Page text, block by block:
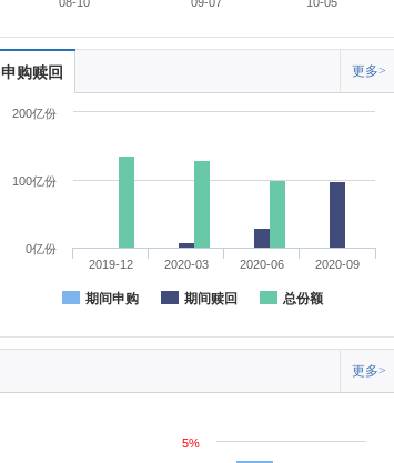
申购赎回 更多>
期间申购 期间赎回 总份额
2019-12 2020-03 2020-06 2020-09
0亿份
100亿份
200亿份
更多>
5%